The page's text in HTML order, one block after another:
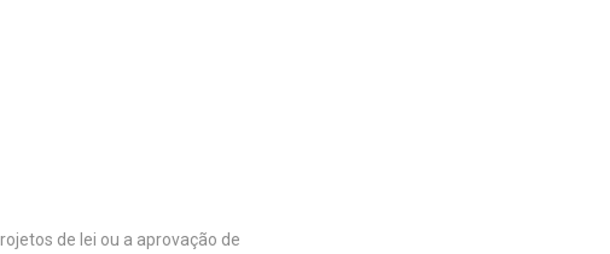
de lei ou a aprovação de